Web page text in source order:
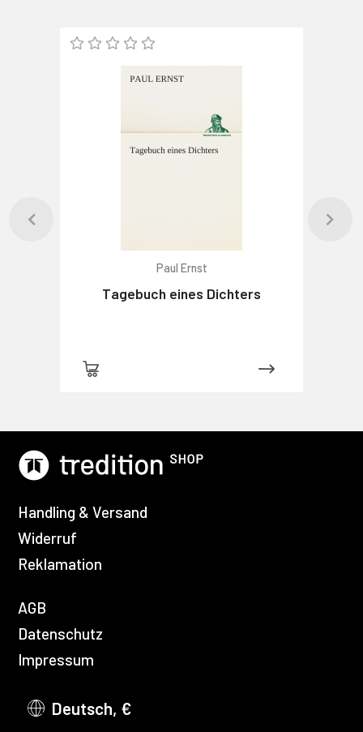
Paul Ernst
Tagebuch eines Dichters
Handling & Versand
Widerruf
Reklamation
AGB
Datenschutz
Impressum
Deutsch, €